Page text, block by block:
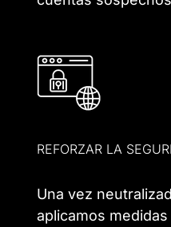
REFORZAR LA
Una vez
aplicamos